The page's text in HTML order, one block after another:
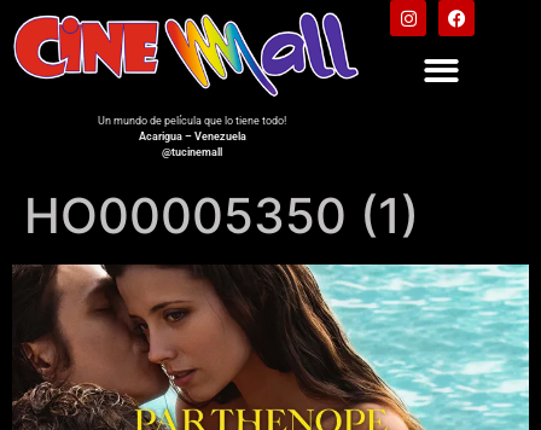
Un mundo de película que lo tiene todo!
Acarigua – Venezuela
@tucinemall
HO00005350 (1)